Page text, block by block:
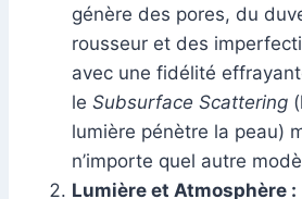
génère des pores, du
rousseur et des
avec une fidélité
le Subsurface Scattering
lumière pénètre la peau)
n’importe quel autre
Lumière et Atmosphère :